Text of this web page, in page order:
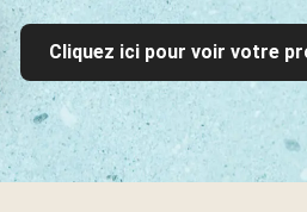
Cliquez ici pour voir votre